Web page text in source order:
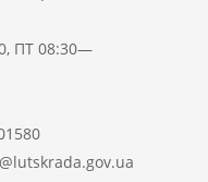
ПТ 08:30—